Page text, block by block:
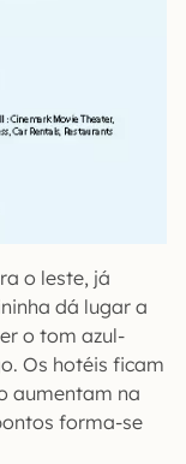
o leste, já
dá lugar a
o tom azul-
Os hotéis ficam
aumentam na
forma-se